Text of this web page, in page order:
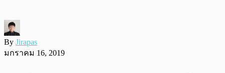
By Jirapas
มกราคม 16, 2019